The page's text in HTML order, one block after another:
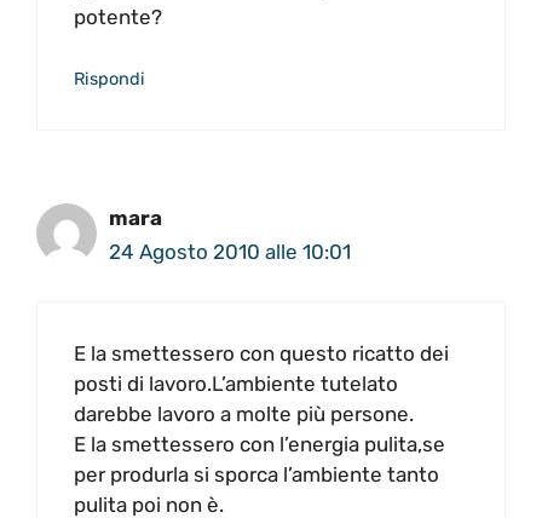
potente?
Rispondi
mara
24 Agosto 2010 alle 10:01
E la smettessero con questo ricatto dei
posti di lavoro.L’ambiente tutelato
darebbe lavoro a molte più persone.
E la smettessero con l’energia pulita,se
per produrla si sporca l’ambiente tanto
pulita poi non è.